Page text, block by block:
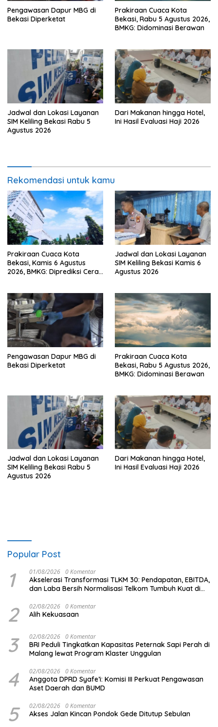
Pengawasan Dapur MBG di
Bekasi Diperketat
Prakiraan Cuaca Kota
Bekasi, Rabu 5 Agustus 2026,
BMKG: Didominasi Berawan
Jadwal dan Lokasi Layanan
SIM Keliling Bekasi Rabu 5
Agustus 2026
Dari Makanan hingga Hotel,
Ini Hasil Evaluasi Haji 2026
Rekomendasi untuk kamu
Prakiraan Cuaca Kota
Bekasi, Kamis 6 Agustus
2026, BMKG: Diprediksi Cerah
Jadwal dan Lokasi Layanan
SIM Keliling Bekasi Kamis 6
Agustus 2026
Pengawasan Dapur MBG di
Bekasi Diperketat
Prakiraan Cuaca Kota
Bekasi, Rabu 5 Agustus 2026,
BMKG: Didominasi Berawan
Jadwal dan Lokasi Layanan
SIM Keliling Bekasi Rabu 5
Agustus 2026
Dari Makanan hingga Hotel,
Ini Hasil Evaluasi Haji 2026
Popular Post
1 01/08/2026 0 Komentar
Akselerasi Transformasi TLKM 30: Pendapatan, EBITDA,
dan Laba Bersih Normalisasi Telkom Tumbuh Kuat di
2 02/08/2026 0 Komentar
Alih Kekuasaan
3 02/08/2026 0 Komentar
BRI Peduli Tingkatkan Kapasitas Peternak Sapi Perah di
Malang lewat Program Klaster Unggulan
4 02/08/2026 0 Komentar
Anggota DPRD Syafe’i: Komisi III Perkuat Pengawasan
Aset Daerah dan BUMD
5 02/08/2026 0 Komentar
Akses Jalan Kincan Pondok Gede Ditutup Sebulan